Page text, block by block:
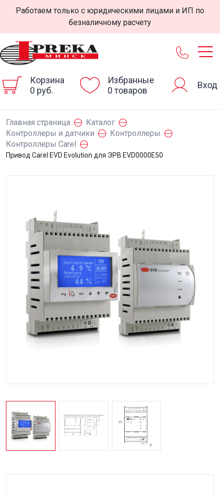
Работаем только с юридическими лицами и ИП по
безналичному расчету
Корзина
0 руб.
Избранные
0 товаров
Вход
Главная страница
Каталог
Контроллеры и датчики
Контроллеры
Контроллеры Carel
Привод Carel EVD Evolution для ЭРВ EVD0000E50